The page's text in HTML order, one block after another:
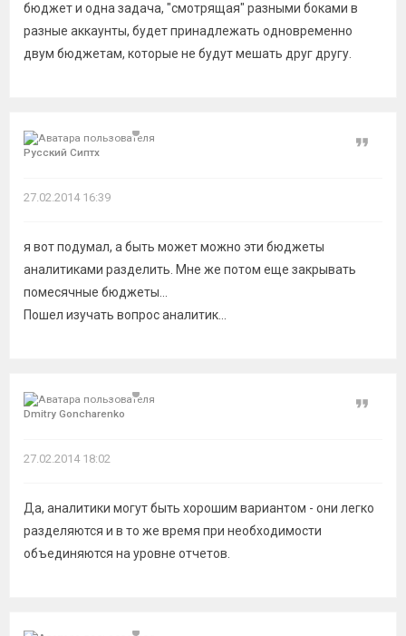
бюджет и одна задача, "смотрящая" разными боками в
разные аккаунты, будет принадлежать одновременно
двум бюджетам, которые не будут мешать друг другу.
Русский Сиптх
Цитата
27.02.2014 16:39
я вот подумал, а быть может можно эти бюджеты
аналитиками разделить. Мне же потом еще закрывать
помесячные бюджеты...
Пошел изучать вопрос аналитик...
Dmitry Goncharenko
Цитата
27.02.2014 18:02
Да, аналитики могут быть хорошим вариантом - они легко
разделяются и в то же время при необходимости
объединяются на уровне отчетов.